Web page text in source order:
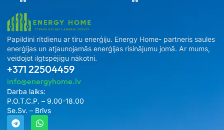
Papildini rītdienu ar tīru enerģiju. Energy Home- partneris saules
enerģijas un atjaunojamās enerģijas risinājumu jomā. Ar mums,
veidojot ilgtspējīgu nākotni.
+371 22504459
info@energyhome.lv
Darba laiks:
P.O.T.C.P. – 9.00-18.00
Se.Sv. – Brīvs